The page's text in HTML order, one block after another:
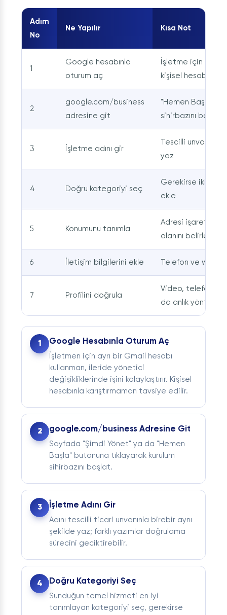
Adım
No
Ne Yapılır Kısa Not
1
Google hesabınla
oturum aç
İşletme için ayrı
kişisel hesabınla
2
google.com/business
adresine git
"Hemen Başla" ile
sihirbazını başlat
3 İşletme adını gir
Tescilli unvanla
yaz
4 Doğru kategoriyi seç
Gerekirse ikincil
ekle
5 Konumunu tanımla
Adresi işaretle
alanını belirle
6 İletişim bilgilerini ekle Telefon ve web
7 Profilini doğrula
Video, telefon,
da anlık
Google Hesabınla Oturum Aç
İşletmen için ayrı bir Gmail hesabı
kullanman, ileride yönetici
değişikliklerinde işini kolaylaştırır. Kişisel
hesabınla karıştırmaman tavsiye edilir.
google.com/business Adresine Git
Sayfada "Şimdi Yönet" ya da "Hemen
Başla" butonuna tıklayarak kurulum
sihirbazını başlat.
İşletme Adını Gir
Adını tescilli ticari unvanınla birebir aynı
şekilde yaz; farklı yazımlar doğrulama
sürecini geciktirebilir.
Doğru Kategoriyi Seç
Sunduğun temel hizmeti en iyi
tanımlayan kategoriyi seç, gerekirse